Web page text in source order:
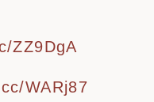
ZZ9DgA
WARj87